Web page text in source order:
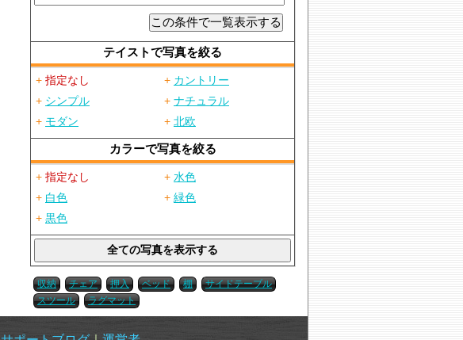
テイストで写真を絞る
+ 指定なし + カントリー
+ シンプル + ナチュラル
+ モダン + 北欧
カラーで写真を絞る
+ 指定なし + 水色
+ 白色 + 緑色
+ 黒色
収納 チェア 押入 ベッド 棚
サイドテーブル
スツール
ラグマット